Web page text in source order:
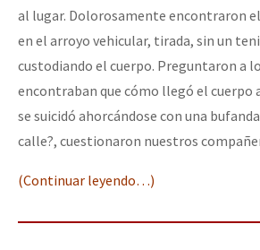
al lugar. Dolorosamente encontraron
en el arroyo vehicular, tirada, sin un
custodiando el cuerpo. Preguntaron a
encontraban que cómo llegó el cuerpo
se suicidó ahorcándose con una
calle?, cuestionaron nuestros
(Continuar leyendo…)